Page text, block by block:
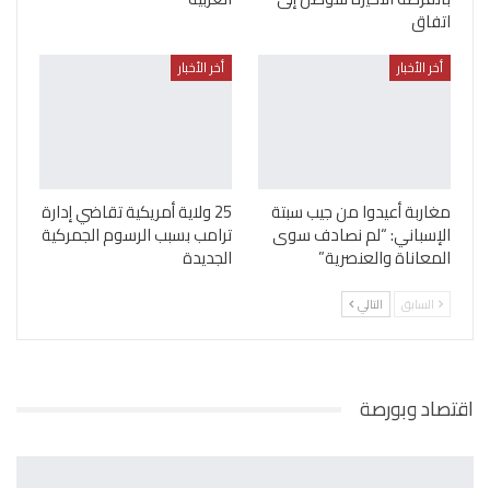
اتفاق
أخر الأخبار
مغاربة أعيدوا من جيب سبتة
الإسباني: “لم نصادف سوى
المعاناة والعنصرية”
أخر الأخبار
25 ولاية أمريكية تقاضي إدارة
ترامب بسبب الرسوم الجمركية
الجديدة
السابق التالي
اقتصاد وبورصة